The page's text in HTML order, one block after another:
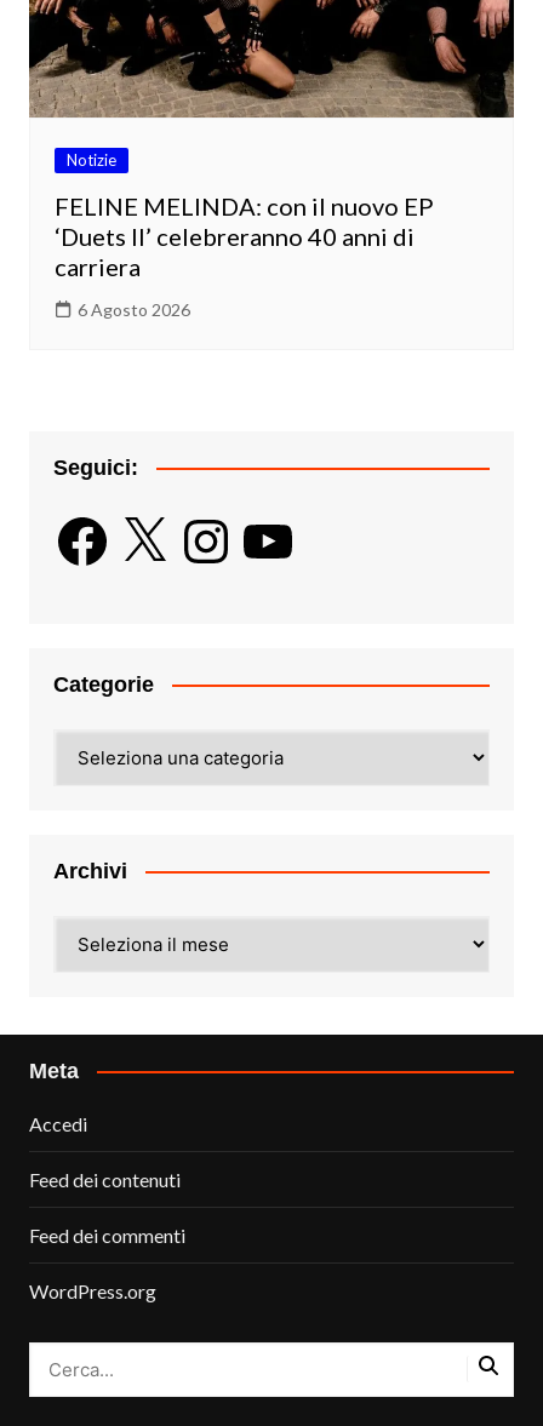
Notizie
FELINE MELINDA: con il nuovo EP
‘Duets II’ celebreranno 40 anni di
carriera
6 Agosto 2026
Seguici:
Facebook
X InstagramYouTube
Categorie
Archivi
Meta
Accedi
Feed dei contenuti
Feed dei commenti
WordPress.org